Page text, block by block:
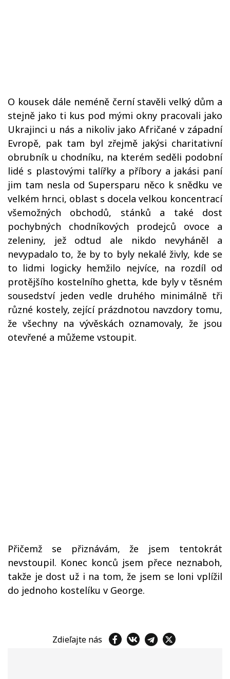
O kousek dále neméně černí stavěli velký dům a
stejně jako ti kus pod mými okny pracovali jako
Ukrajinci u nás a nikoliv jako Afričané v západní
Evropě, pak tam byl zřejmě jakýsi charitativní
obrubník u chodníku, na kterém seděli podobní
lidé s plastovými talířky a příbory a jakási paní
jim tam nesla od Supersparu něco k snědku ve
velkém hrnci, oblast s docela velkou koncentrací
všemožných obchodů, stánků a také dost
pochybných chodníkových prodejců ovoce a
zeleniny, jež odtud ale nikdo nevyháněl a
nevypadalo to, že by to byly nekalé živly, kde se
to lidmi logicky hemžilo nejvíce, na rozdíl od
protějšího kostelního ghetta, kde byly v těsném
sousedství jeden vedle druhého minimálně tři
různé kostely, zející prázdnotou navzdory tomu,
že všechny na vývěskách oznamovaly, že jsou
otevřené a můžeme vstoupit.
Přičemž se přiznávám, že jsem tentokrát
nevstoupil. Konec konců jsem přece neznaboh,
takže je dost už i na tom, že jsem se loni vplížil
do jednoho kostelíku v George.
Zdieľajte nás